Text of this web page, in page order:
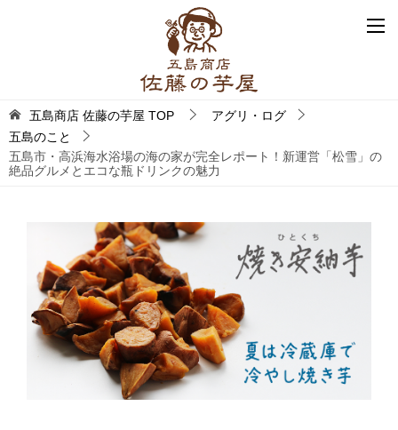
五島商店 佐藤の芋屋 TOP
アグリ・ログ
五島のこと
五島市・高浜海水浴場の海の家が完全レポート！新運営「松雪」の
絶品グルメとエコな瓶ドリンクの魅力